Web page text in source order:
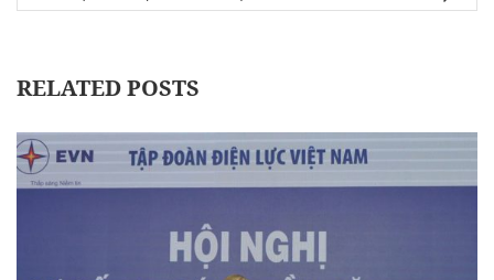
RELATED POSTS